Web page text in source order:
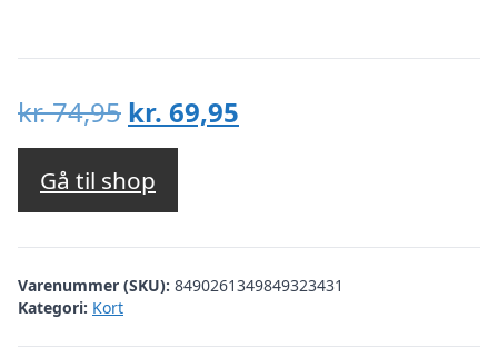
kr.74,95 Den
oprindelige
pris
var:
kr. 74,95.
kr. 69,95
kr. 69,95.
Gå til shop
Varenummer (SKU): 8490261349849323431
Kategori: Kort